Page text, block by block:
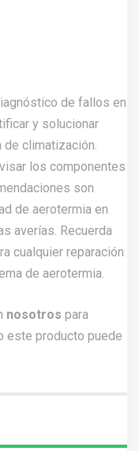
de fallos en
y solucionar
climatización.
los componentes
son
de aerotermia en
averías. Recuerda
cualquier reparación
de aerotermia.
nosotros para
este producto puede